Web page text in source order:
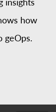
how
geOps.